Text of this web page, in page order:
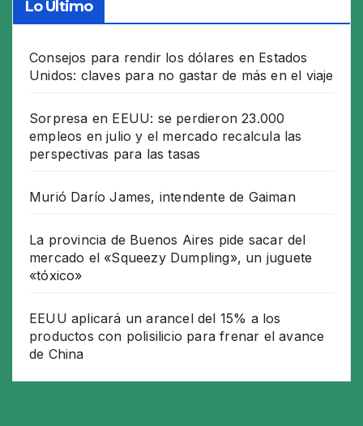
Lo Último
Consejos para rendir los dólares en Estados
Unidos: claves para no gastar de más en el viaje
Sorpresa en EEUU: se perdieron 23.000
empleos en julio y el mercado recalcula las
perspectivas para las tasas
Murió Darío James, intendente de Gaiman
La provincia de Buenos Aires pide sacar del
mercado el «Squeezy Dumpling», un juguete
«tóxico»
EEUU aplicará un arancel del 15% a los
productos con polisilicio para frenar el avance
de China